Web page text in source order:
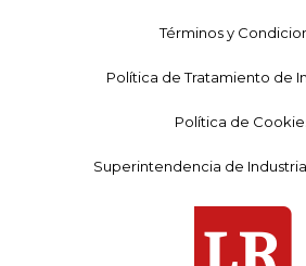
Términos y
Política de Tratamiento de
Política de
Superintendencia de